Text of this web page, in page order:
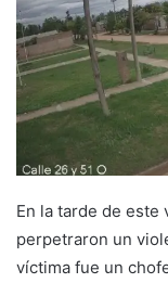
En la tarde de
perpetraron un
víctima fue un